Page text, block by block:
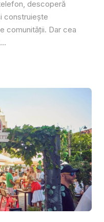
descoperă
construiește
comunității. Dar cea